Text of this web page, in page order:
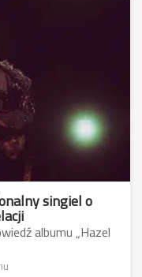
singiel o
albumu „Hazel